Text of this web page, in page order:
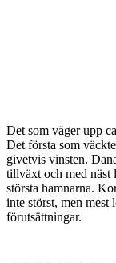
Det som väger upp
Det första som
givetvis vinsten.
tillväxt och med näst
största hamnarna.
inte störst, men mest
förutsättningar.